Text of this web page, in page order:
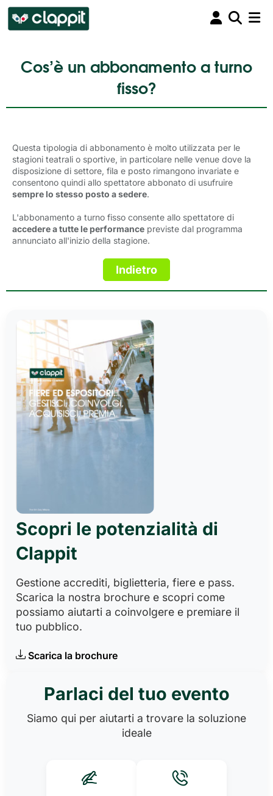
Cos’è un abbonamento a turno
fisso?
Questa tipologia di abbonamento è molto utilizzata per le
stagioni teatrali o sportive, in particolare nelle venue dove la
disposizione di settore, fila e posto rimangono invariate e
consentono quindi allo spettatore abbonato di usufruire
sempre lo stesso posto a sedere.
L'abbonamento a turno fisso consente allo spettatore di
accedere a tutte le performance previste dal programma
annunciato all'inizio della stagione.
Scopri le potenzialità di
Clappit
Gestione accrediti, biglietteria, fiere e pass.
Scarica la nostra brochure e scopri come
possiamo aiutarti a coinvolgere e premiare il
tuo pubblico.
Scarica la brochure
Parlaci del tuo evento
Siamo qui per aiutarti a trovare la soluzione
ideale